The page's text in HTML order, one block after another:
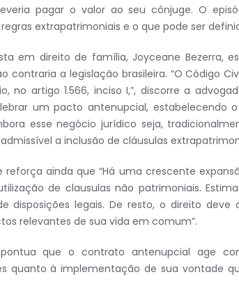
pagar o valor ao seu cônjuge. O
extrapatrimoniais e o que pode ser
em direito de família, Joyceane Bezerra,
contraria a legislação brasileira. “O Código
no artigo 1.566, inciso I,”, discorre a
um pacto antenupcial, estabelecendo
esse negócio jurídico seja,
a inclusão de cláusulas
reforça ainda que “Há uma crescente
de clausulas não patrimoniais.
disposições legais. De resto, o direito
relevantes de sua vida em comum”.
que o contrato antenupcial age
quanto à implementação de sua vontade